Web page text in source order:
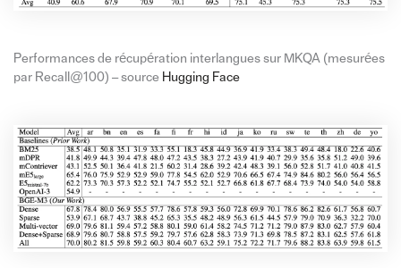
Performances de récupération interlangues sur MKQA (mesurées
par Recall@100) – source Hugging Face